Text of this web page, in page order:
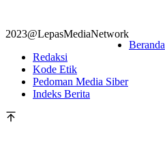
2023@LepasMediaNetwork
Beranda
Redaksi
Kode Etik
Pedoman Media Siber
Indeks Berita